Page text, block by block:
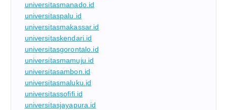
universitasmanado.id
universitaspalu.id
universitasmakassar.id
universitaskendari.id
universitasgorontalo.id
universitasmamuju.id
universitasambon.id
universitasmaluku.id
universitassofifi.id
universitasjayapura.id